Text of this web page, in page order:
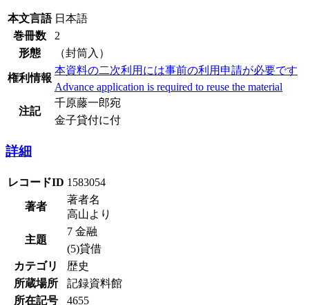
本文言語 日本語
巻冊数
2
形態
（封筒入）
権利情報
本資料の二次利用には事前の利用申請が必要です
Advance application is required to reuse the material
注記
千原藤一郎宛
金子貸付に付
詳細
レコードID 1583054
著者
著者名
高山より
主題
7 金融
(5)貸借
カテゴリ
歴史
所蔵場所
記録資料館
所在記号
4655